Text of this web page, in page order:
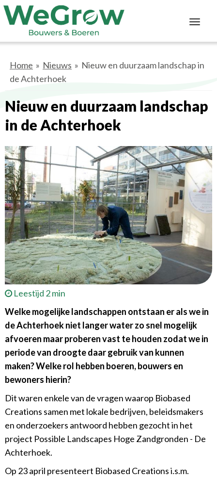
Home » Nieuws » Nieuw en duurzaam landschap in
de Achterhoek
Nieuw en duurzaam landschap
in de Achterhoek
Leestijd 2 min
Welke mogelijke landschappen ontstaan er als we in
de Achterhoek niet langer water zo snel mogelijk
afvoeren maar proberen vast te houden zodat we in
periode van droogte daar gebruik van kunnen
maken? Welke rol hebben boeren, bouwers en
bewoners hierin?
Dit waren enkele van de vragen waarop Biobased
Creations samen met lokale bedrijven, beleidsmakers
en onderzoekers antwoord hebben gezocht in het
project Possible Landscapes Hoge Zandgronden - De
Achterhoek.
Op 23 april presenteert Biobased Creations i.s.m.